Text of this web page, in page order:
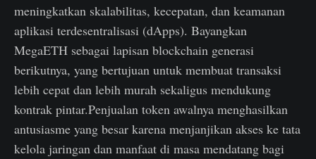
meningkatkan skalabilitas, kecepatan, dan keamanan
aplikasi terdesentralisasi (dApps). Bayangkan
MegaETH sebagai lapisan blockchain generasi
berikutnya, yang bertujuan untuk membuat transaksi
lebih cepat dan lebih murah sekaligus mendukung
kontrak pintar.Penjualan token awalnya menghasilkan
antusiasme yang besar karena menjanjikan akses ke tata
kelola jaringan dan manfaat di masa mendatang bagi